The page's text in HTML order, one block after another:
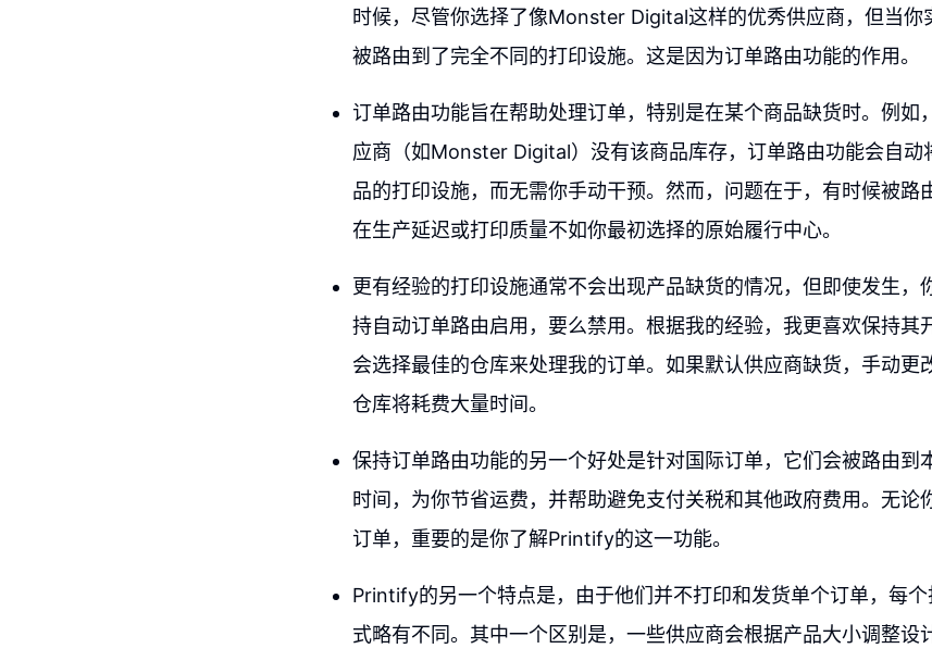
时候，尽管你选择了像Monster Digital这样的优秀供应商，但当你
被路由到了完全不同的打印设施。这是因为订单路由功能的作用。
订单路由功能旨在帮助处理订单，特别是在某个商品缺货时。例如
应商（如Monster Digital）没有该商品库存，订单路由功能会自动
品的打印设施，而无需你手动干预。然而，问题在于，有时候被路
在生产延迟或打印质量不如你最初选择的原始履行中心。
更有经验的打印设施通常不会出现产品缺货的情况，但即使发生，
持自动订单路由启用，要么禁用。根据我的经验，我更喜欢保持
会选择最佳的仓库来处理我的订单。如果默认供应商缺货，手动更
仓库将耗费大量时间。
保持订单路由功能的另一个好处是针对国际订单，它们会被路由到
时间，为你节省运费，并帮助避免支付关税和其他政府费用。无论
订单，重要的是你了解Printify的这一功能。
Printify的另一个特点是，由于他们并不打印和发货单个订单，每
式略有不同。其中一个区别是，一些供应商会根据产品大小调整设